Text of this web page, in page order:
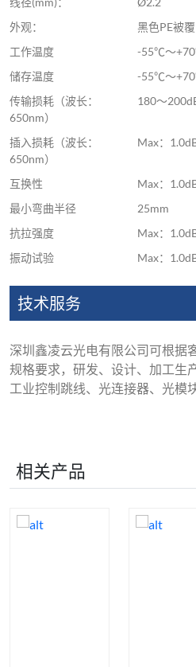
外观：
黑色PE被覆
工作温度
-55℃～
储存温度
-55℃～
传输损耗（波长：
650nm）
180～
插入损耗（波长：
650nm）
Max：
互换性
Max：
最小弯曲半径
25mm
抗拉强度
Max：
振动试验
Max：
技术服务
深圳鑫凌云光电有限公司可根据
规格要求，研发、设计、加工生
工业控制跳线、光连接器、光模
相关产品